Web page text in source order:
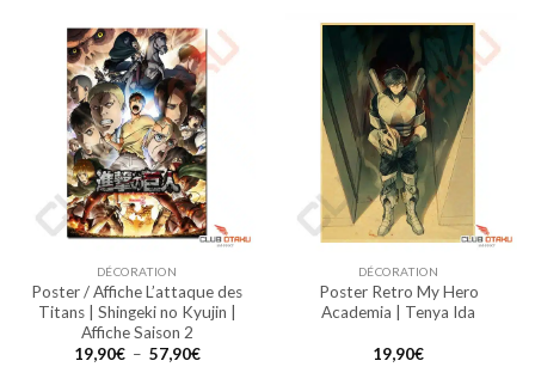
DÉCORATION
Poster / Affiche L’attaque des
Titans | Shingeki no Kyujin |
Affiche Saison 2
19,90€ – 57,90€Plage
DÉCORATION
Poster Retro My Hero
Academia | Tenya Ida
19,90€